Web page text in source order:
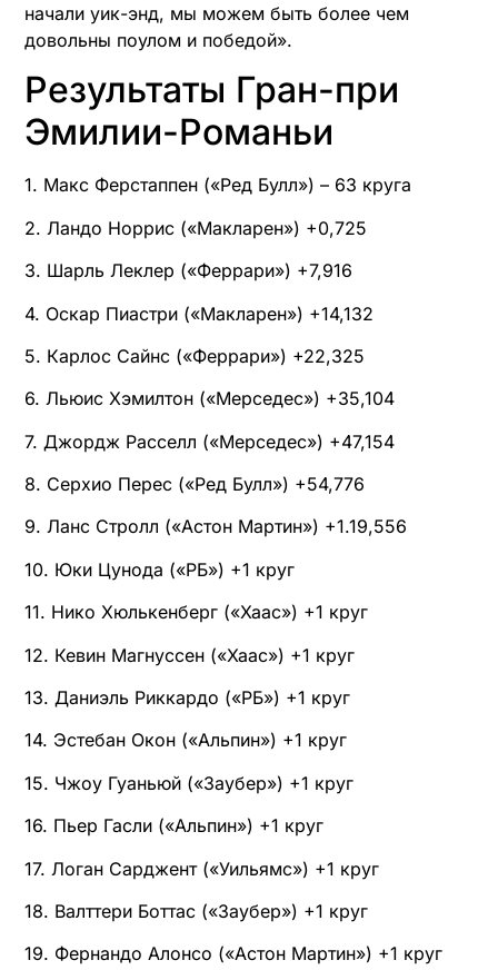
начали уик-энд, мы можем быть более чем
довольны поулом и победой».
Результаты Гран-при
Эмилии-Романьи
1. Макс Ферстаппен («Ред Булл») – 63 круга
2. Ландо Норрис («Макларен») +0,725
3. Шарль Леклер («Феррари») +7,916
4. Оскар Пиастри («Макларен») +14,132
5. Карлос Сайнс («Феррари») +22,325
6. Льюис Хэмилтон («Мерседес») +35,104
7. Джордж Расселл («Мерседес») +47,154
8. Серхио Перес («Ред Булл») +54,776
9. Ланс Стролл («Астон Мартин») +1.19,556
10. Юки Цунода («РБ») +1 круг
11. Нико Хюлькенберг («Хаас») +1 круг
12. Кевин Магнуссен («Хаас») +1 круг
13. Даниэль Риккардо («РБ») +1 круг
14. Эстебан Окон («Альпин») +1 круг
15. Чжоу Гуаньюй («Заубер») +1 круг
16. Пьер Гасли («Альпин») +1 круг
17. Логан Сарджент («Уильямс») +1 круг
18. Валттери Боттас («Заубер») +1 круг
19. Фернандо Алонсо («Астон Мартин») +1 круг